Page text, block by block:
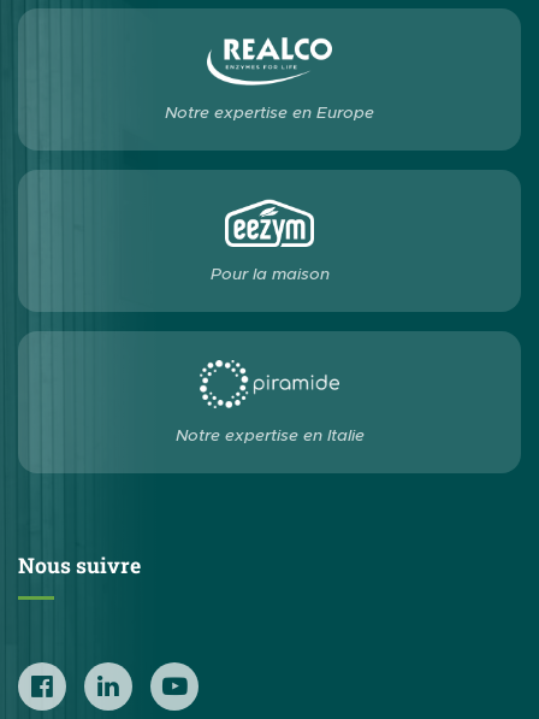
Notre expertise en Europe
Pour la maison
Notre expertise en Italie
Nous suivre